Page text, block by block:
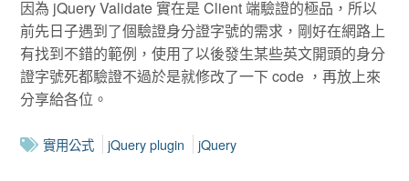
因為 jQuery Validate 實在是 Client 端驗證的極品，所以
前先日子遇到了個驗證身分證字號的需求，剛好在網路上
有找到不錯的範例，使用了以後發生某些英文開頭的身分
證字號死都驗證不過於是就修改了一下 code ，再放上來
分享給各位。
實用公式 jQuery plugin jQuery